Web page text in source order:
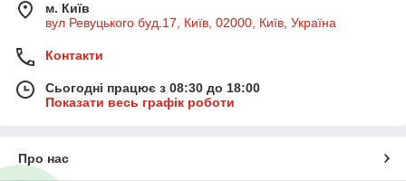
м. Київ
вул Ревуцького буд.17, Київ, 02000, Київ, Україна
Контакти
Сьогодні працює з 08:30 до 18:00
Показати весь графік роботи
Про нас